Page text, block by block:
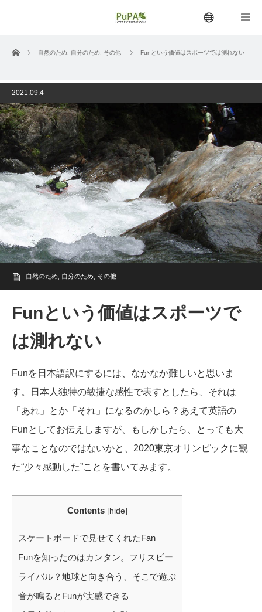
ホーム 自然のため 自分のため その他 Funという価値はスポーツでは測れない
2021.09.4
自然のため 自分のため その他
Funという価値はスポーツで
は測れない
Funを日本語訳にするには、なかなか難しいと思いま
す。日本人独特の敏捷な感性で表すとしたら、それは
「あれ」とか「それ」になるのかしら？あえて英語の
Funとしてお伝えしますが、もしかしたら、とっても大
事なことなのではないかと、2020東京オリンピックに観
た“少々感動した”ことを書いてみます。
Contents [hide]
スケートボードで見せてくれたFan
Funを知ったのはカンタン。フリスビー
ライバル？地球と向き合う、そこで遊ぶ
音が鳴るとFunが実感できる